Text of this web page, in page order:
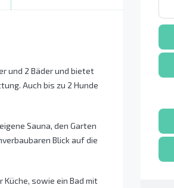
und 2 Bäder und bietet
Auch bis zu 2 Hunde
Sauna, den Garten
Blick auf die
sowie ein Bad mit